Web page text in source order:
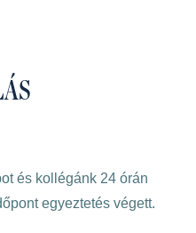
és kollégánk 24 órán
egyeztetés végett.